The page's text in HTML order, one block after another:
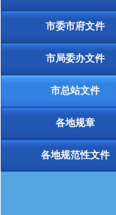
市委市府文件
市局委办文件
市总站文件
各地规章
各地规范性文件